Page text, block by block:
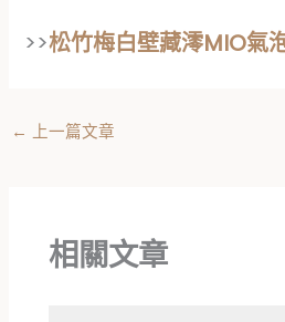
>>松竹梅白壁藏澪MIO氣
← 上一篇文章
相關文章